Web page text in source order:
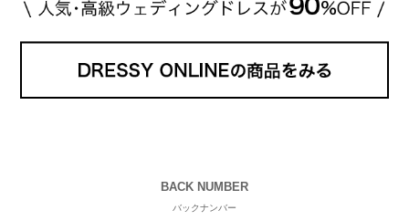
BACK NUMBER
バックナンバー